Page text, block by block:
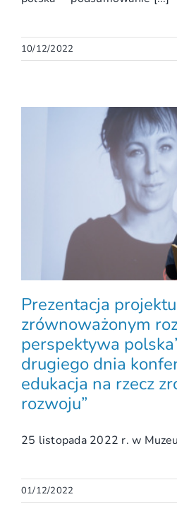
10/12/2022
Prezentacja
zrównoważonym
perspektywa
drugiego dnia
edukacja na rzecz
rozwoju”
25 listopada 2022 r. w
01/12/2022